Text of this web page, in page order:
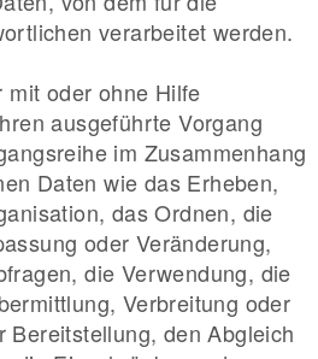
verarbeitet werden.
oder ohne Hilfe
ausgeführte Vorgang
im Zusammenhang
Daten wie das Erheben,
das Ordnen, die
oder Veränderung,
die Verwendung, die
Verbreitung oder
Bereitstellung, den Abgleich